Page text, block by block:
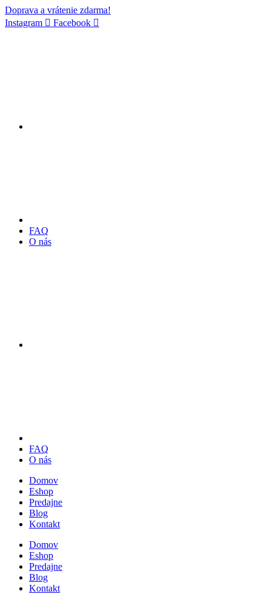
Doprava a vrátenie zdarma!
Instagram
Facebook
FAQ
O nás
FAQ
O nás
Domov
Eshop
Predajne
Blog
Kontakt
Domov
Eshop
Predajne
Blog
Kontakt